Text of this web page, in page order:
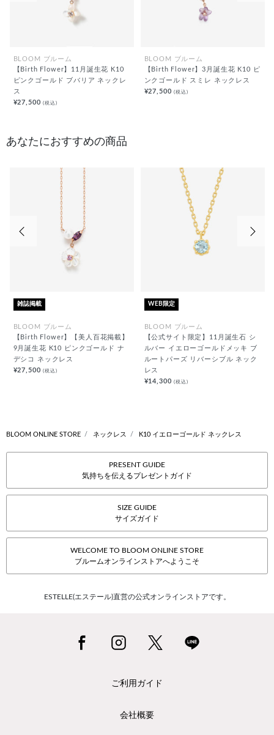
BLOOM ブルーム
【Birth Flower】11月誕生花 K10
ピンクゴールド ブバリア ネックレ
ス
¥27,500(税込)
BLOOM ブルーム
【Birth Flower】3月誕生花 K10 ピ
ンクゴールド スミレ ネックレス
¥27,500(税込)
あなたにおすすめの商品
雑誌掲載
BLOOM ブルーム
【Birth Flower】【美人百花掲載】
9月誕生花 K10 ピンクゴールド ナ
デシコ ネックレス
¥27,500(税込)
WEB限定
BLOOM ブルーム
【公式サイト限定】11月誕生石 シ
ルバー イエローゴールドメッキ ブ
ルートパーズ リバーシブル ネック
レス
¥14,300(税込)
BLOOM ONLINE STORE ネックレス K10 イエローゴールド ネックレス
PRESENT GUIDE
気持ちを伝えるプレゼントガイド
SIZE GUIDE
サイズガイド
WELCOME TO BLOOM ONLINE STORE
ブルームオンラインストアへようこそ
ESTELLE(エステール)直営の公式オンラインストアです。
ご利用ガイド
会社概要